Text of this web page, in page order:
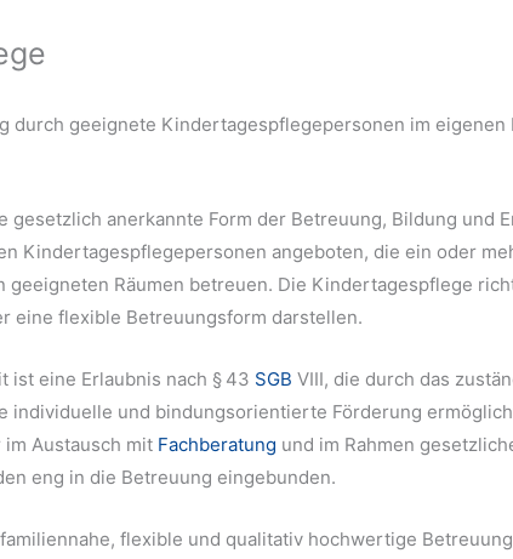
durch geeignete Kindertagespflegepersonen im eigenen
gesetzlich anerkannte Form der Betreuung, Bildung und
Kindertagespflegepersonen angeboten, die ein oder
geeigneten Räumen betreuen. Die Kindertagespflege
eine flexible Betreuungsform darstellen.
ist eine Erlaubnis nach § 43 SGB VIII, die durch das
individuelle und bindungsorientierte Förderung
Austausch mit Fachberatung und im Rahmen
eng in die Betreuung eingebunden.
flexible und qualitativ hochwertige